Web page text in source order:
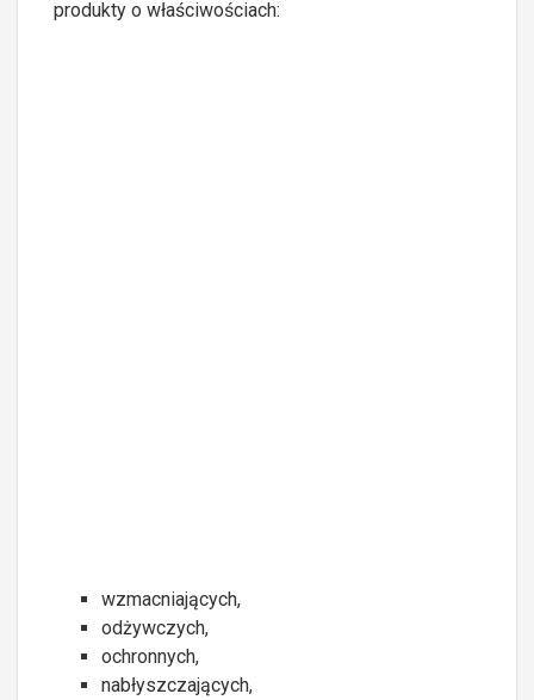
produkty o właściwościach:
wzmacniających,
odżywczych,
ochronnych,
nabłyszczających,